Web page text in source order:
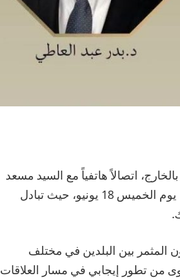
اتصالاً هاتفياً مع السيد مسعد
بولس، كبير مستشاري الرئيس الأمريكي للشؤون العربية والأفريقية، يوم الخميس 18 يونيو، حيث تبادل
المثمر بين البلدين في مختلف
من تطور إيجابي في مسار العلاقات